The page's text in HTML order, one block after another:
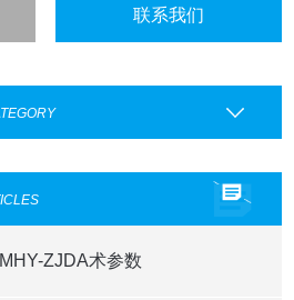
联系我们
ZJDA术参数